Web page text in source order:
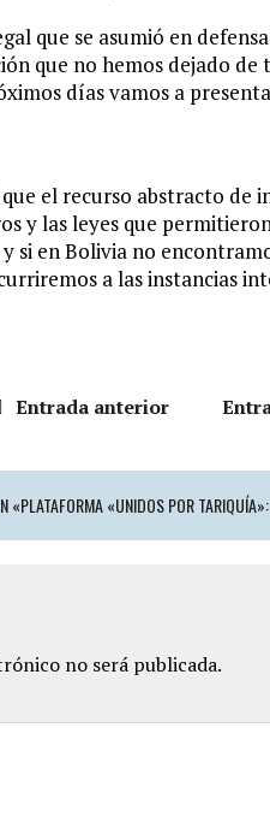
que se asumió en
que no hemos dejado
días vamos a
el recurso abstracto de
y las leyes que
si en Bolivia no
a las instancias
Entrada anterior
«PLATAFORMA «UNIDOS POR
no será publicada.